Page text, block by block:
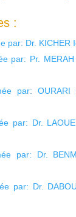
:
par: Dr. KICHER
par: Pr.
par: OURARI
par: Dr.
par: Dr.
par: Dr.